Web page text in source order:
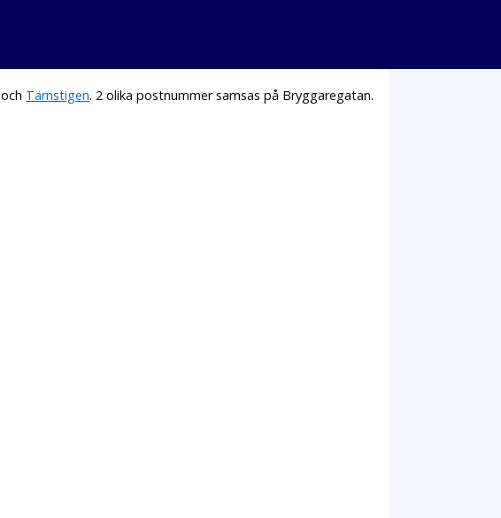
och Tärnstigen. 2 olika postnummer samsas på Bryggaregatan.